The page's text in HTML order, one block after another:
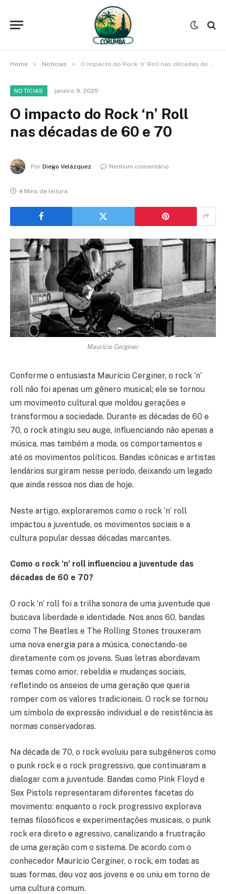
Home » Notícias » O impacto do Rock ‘n’ Roll nas décadas de 60 e 70
NOTÍCIAS janeiro 9, 2025
O impacto do Rock ‘n’ Roll
nas décadas de 60 e 70
Por Diego Velázquez Nenhum comentário
4 Mins de leitura
Maurício Cerginer
Conforme o entusiasta Maurício Cerginer, o rock ‘n’
roll não foi apenas um gênero musical; ele se tornou
um movimento cultural que moldou gerações e
transformou a sociedade. Durante as décadas de 60 e
70, o rock atingiu seu auge, influenciando não apenas a
música, mas também a moda, os comportamentos e
até os movimentos políticos. Bandas icônicas e artistas
lendários surgiram nesse período, deixando um legado
que ainda ressoa nos dias de hoje.
Neste artigo, exploraremos como o rock ‘n’ roll
impactou a juventude, os movimentos sociais e a
cultura popular dessas décadas marcantes.
Como o rock ‘n’ roll influenciou a juventude das
décadas de 60 e 70?
O rock ‘n’ roll foi a trilha sonora de uma juventude que
buscava liberdade e identidade. Nos anos 60, bandas
como The Beatles e The Rolling Stones trouxeram
uma nova energia para a música, conectando-se
diretamente com os jovens. Suas letras abordavam
temas como amor, rebeldia e mudanças sociais,
refletindo os anseios de uma geração que queria
romper com os valores tradicionais. O rock se tornou
um símbolo de expressão individual e de resistência às
normas conservadoras.
Na década de 70, o rock evoluiu para subgêneros como
o punk rock e o rock progressivo, que continuaram a
dialogar com a juventude. Bandas como Pink Floyd e
Sex Pistols representaram diferentes facetas do
movimento: enquanto o rock progressivo explorava
temas filosóficos e experimentações musicais, o punk
rock era direto e agressivo, canalizando a frustração
de uma geração com o sistema. De acordo com o
conhecedor Maurício Cerginer, o rock, em todas as
suas formas, deu voz aos jovens e os uniu em torno de
uma cultura comum.